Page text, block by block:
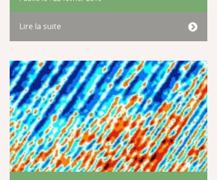
Lire la suite